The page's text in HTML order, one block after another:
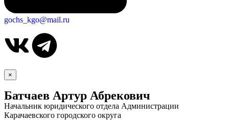
gochs_kgo@mail.ru
×
Батчаев Артур Абрекович
Начальник юридического отдела Администрации
Карачаевского городского округа